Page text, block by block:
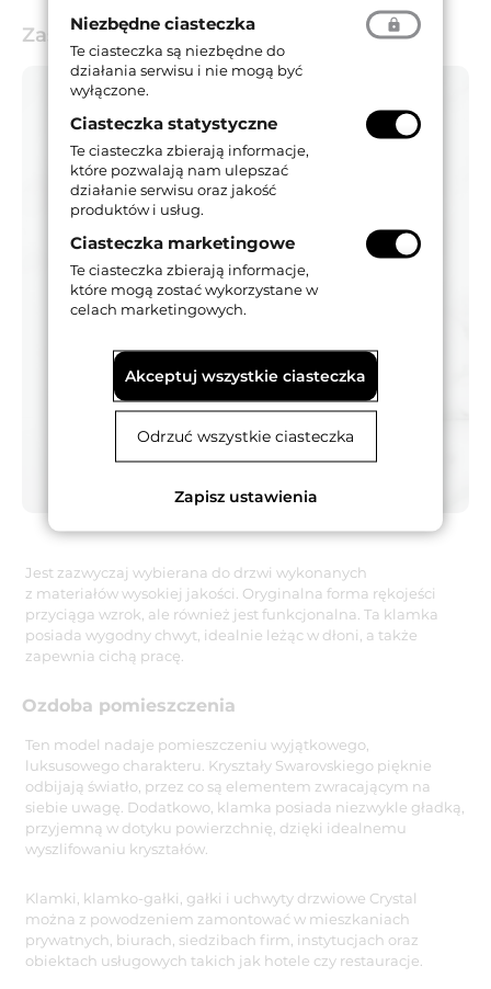
Zastosowanie
Jest zazwyczaj wybierana do drzwi wykonanych
z materiałów wysokiej jakości. Oryginalna forma rękojeści
przyciąga wzrok, ale również jest funkcjonalna. Ta klamka
posiada wygodny chwyt, idealnie leżąc w dłoni, a także
zapewnia cichą pracę.
Ozdoba pomieszczenia
Ten model nadaje pomieszczeniu wyjątkowego,
luksusowego charakteru. Kryształy Swarovskiego pięknie
odbijają światło, przez co są elementem zwracającym na
siebie uwagę. Dodatkowo, klamka posiada niezwykle gładką,
przyjemną w dotyku powierzchnię, dzięki idealnemu
wyszlifowaniu kryształów.
Klamki, klamko-gałki, gałki i uchwyty drzwiowe Crystal
można z powodzeniem zamontować w mieszkaniach
prywatnych, biurach, siedzibach firm, instytucjach oraz
obiektach usługowych takich jak hotele czy restauracje.
Niezbędne ciasteczka
Te ciasteczka są niezbędne do
działania serwisu i nie mogą być
wyłączone.
Ciasteczka statystyczne
Te ciasteczka zbierają informacje,
które pozwalają nam ulepszać
działanie serwisu oraz jakość
produktów i usług.
Ciasteczka marketingowe
Te ciasteczka zbierają informacje,
które mogą zostać wykorzystane w
celach marketingowych.
Akceptuj wszystkie ciasteczka
Odrzuć wszystkie ciasteczka
Zapisz ustawienia